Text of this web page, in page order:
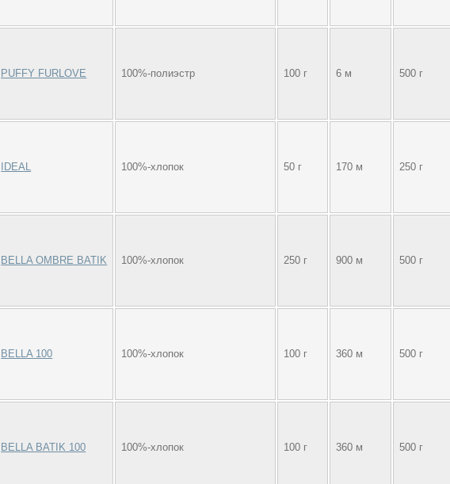
PUFFY FURLOVE 100%-полиэстр 100 г 6 м 500 г
IDEAL 100%-хлопок 50 г 170 м 250 г
BELLA OMBRE BATIK 100%-хлопок 250 г 900 м 500 г
BELLA 100 100%-хлопок 100 г 360 м 500 г
BELLA BATIK 100 100%-хлопок 100 г 360 м 500 г